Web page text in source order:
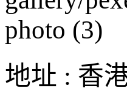
地址 : 香